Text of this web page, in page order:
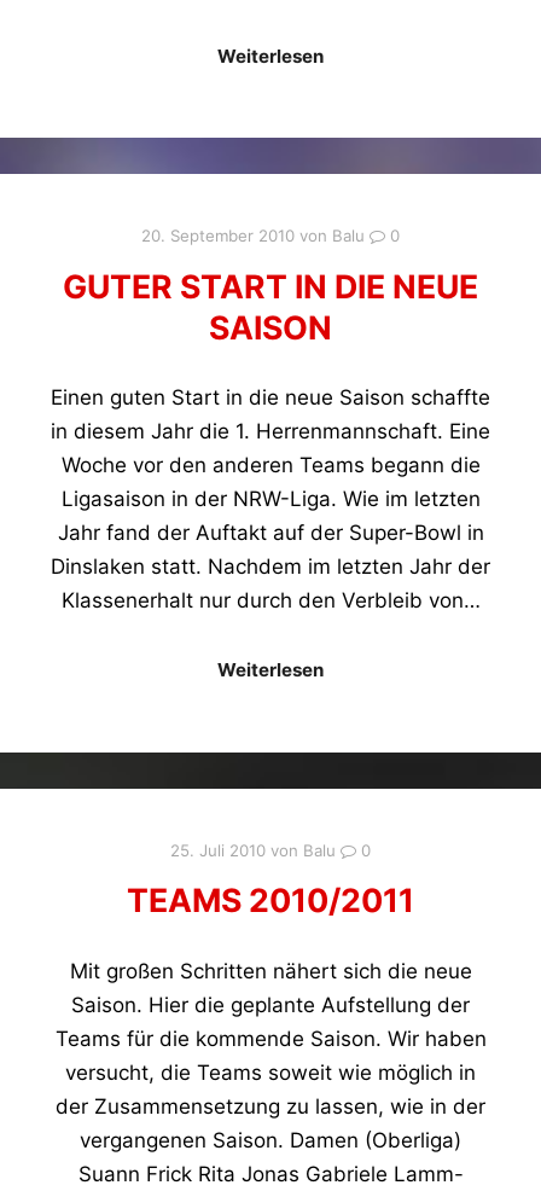
Weiterlesen
20. September 2010 von Balu 0
GUTER START IN DIE NEUE
SAISON
Einen guten Start in die neue Saison schaffte
in diesem Jahr die 1. Herrenmannschaft. Eine
Woche vor den anderen Teams begann die
Ligasaison in der NRW-Liga. Wie im letzten
Jahr fand der Auftakt auf der Super-Bowl in
Dinslaken statt. Nachdem im letzten Jahr der
Klassenerhalt nur durch den Verbleib von…
Weiterlesen
25. Juli 2010 von Balu 0
TEAMS 2010/2011
Mit großen Schritten nähert sich die neue
Saison. Hier die geplante Aufstellung der
Teams für die kommende Saison. Wir haben
versucht, die Teams soweit wie möglich in
der Zusammensetzung zu lassen, wie in der
vergangenen Saison. Damen (Oberliga)
Suann Frick Rita Jonas Gabriele Lamm-